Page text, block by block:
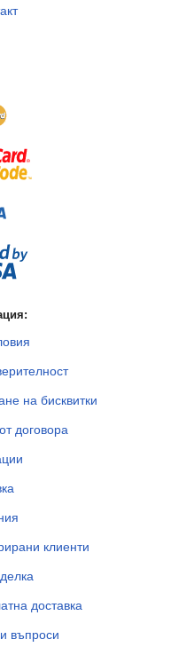
на бисквитки
договора
клиенти
доставка
въпроси